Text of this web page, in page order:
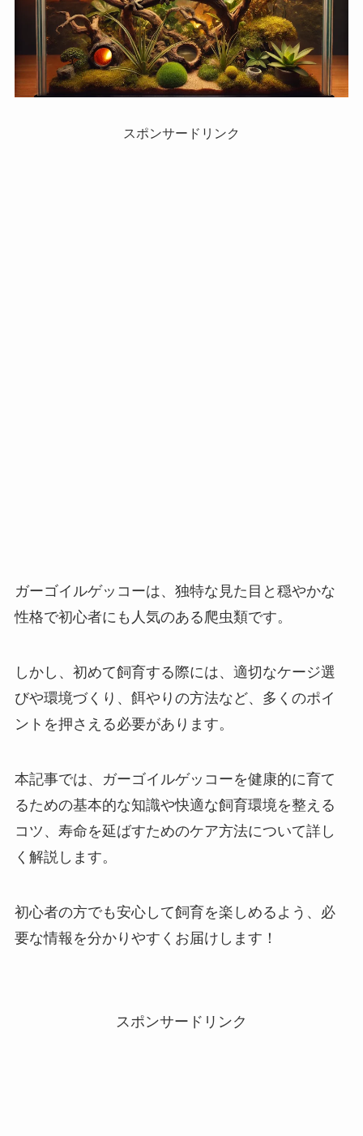
スポンサードリンク
ガーゴイルゲッコーは、独特な見た目と穏やかな
性格で初心者にも人気のある爬虫類です。
しかし、初めて飼育する際には、適切なケージ選
びや環境づくり、餌やりの方法など、多くのポイ
ントを押さえる必要があります。
本記事では、ガーゴイルゲッコーを健康的に育て
るための基本的な知識や快適な飼育環境を整える
コツ、寿命を延ばすためのケア方法について詳し
く解説します。
初心者の方でも安心して飼育を楽しめるよう、必
要な情報を分かりやすくお届けします！
スポンサードリンク